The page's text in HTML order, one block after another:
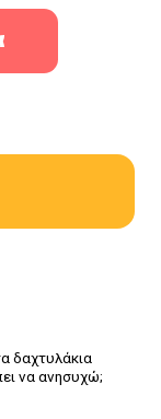
δαχτυλάκια
να ανησυχώ;